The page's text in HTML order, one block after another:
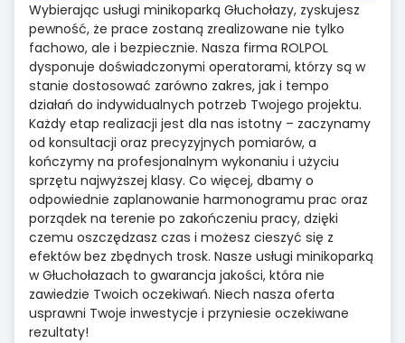
Wybierając usługi minikoparką Głuchołazy, zyskujesz
pewność, że prace zostaną zrealizowane nie tylko
fachowo, ale i bezpiecznie. Nasza firma ROLPOL
dysponuje doświadczonymi operatorami, którzy są w
stanie dostosować zarówno zakres, jak i tempo
działań do indywidualnych potrzeb Twojego projektu.
Każdy etap realizacji jest dla nas istotny – zaczynamy
od konsultacji oraz precyzyjnych pomiarów, a
kończymy na profesjonalnym wykonaniu i użyciu
sprzętu najwyższej klasy. Co więcej, dbamy o
odpowiednie zaplanowanie harmonogramu prac oraz
porządek na terenie po zakończeniu pracy, dzięki
czemu oszczędzasz czas i możesz cieszyć się z
efektów bez zbędnych trosk. Nasze usługi minikoparką
w Głuchołazach to gwarancja jakości, która nie
zawiedzie Twoich oczekiwań. Niech nasza oferta
usprawni Twoje inwestycje i przyniesie oczekiwane
rezultaty!